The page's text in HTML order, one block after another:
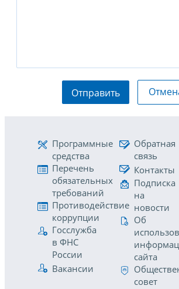
Отправить
Программные
средства
Перечень
обязательных
требований
Противодействие
коррупции
Госслужба
в ФНС
России
Вакансии
Обратная
связь
Контакты
Подписка
на
новости
Об
сайта
совет